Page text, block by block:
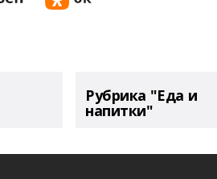
Рубрика "Еда и
напитки"